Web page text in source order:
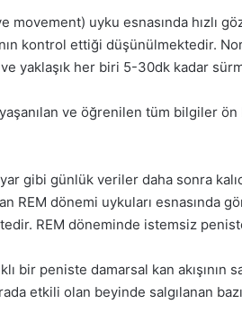
movement) uyku esnasında hızlı
kontrol ettiği düşünülmektedir.
yaklaşık her biri 5-30dk kadar
ve öğrenilen tüm bilgiler
gibi günlük veriler daha sonra
REM dönemi uykuları esnasında
REM döneminde istemsiz
bir peniste damarsal kan
etkili olan beyinde salgılanan